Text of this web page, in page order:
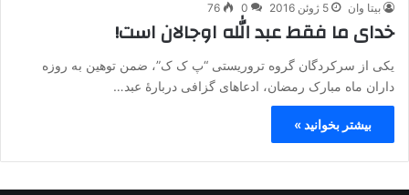
بیتا وان 5 ژوئن 2016 0
76
خدای ما فقط عبد الله اوجالان است!
یکی از سرکردگان گروه تروریستی “پ ک ک”، ضمن توهین به روزه
داران ماه مبارک رمضان، ادعاهای گزافی دربارۀ عبد…
بیشتر بخوانید »